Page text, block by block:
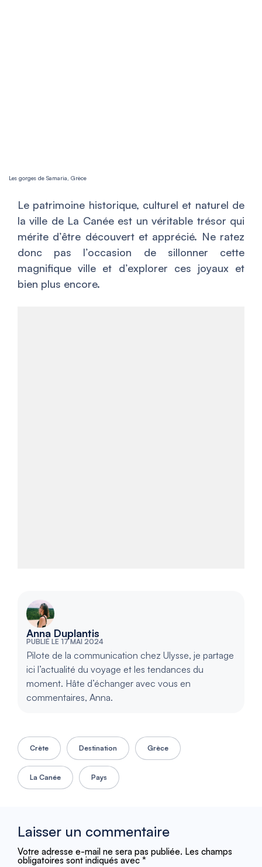
Les gorges de Samaria, Grèce
Le patrimoine historique, culturel et naturel de
la ville de La Canée est un véritable trésor qui
mérite d’être découvert et apprécié. Ne ratez
donc pas l’occasion de sillonner cette
magnifique ville et d’explorer ces joyaux et
bien plus encore.
Anna Duplantis
PUBLIÉ LE 17 MAI 2024
Pilote de la communication chez Ulysse, je partage
ici l’actualité du voyage et les tendances du
moment. Hâte d’échanger avec vous en
commentaires, Anna.
Crète Destination Grèce
La Canée Pays
Laisser un commentaire
Votre adresse e-mail ne sera pas publiée. Les champs
obligatoires sont indiqués avec *